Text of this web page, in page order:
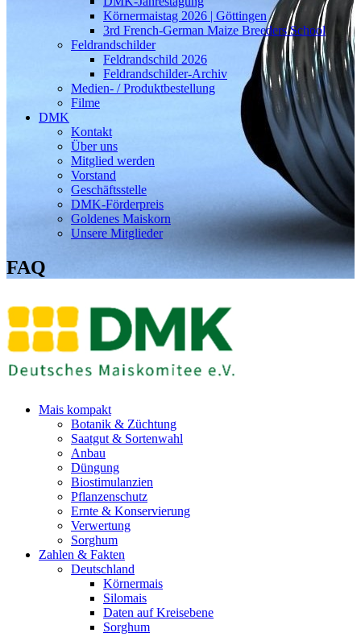
Körnermaistag 2026 | Göttingen
3rd French-German Maize Breeders School
Feldrandschilder
Feldrandschild 2026
Feldrandschilder-Archiv
Medien- / Produktbestellung
Filme
DMK
Kontakt
Über uns
Mitglied werden
Vorstand
Geschäftsstelle
DMK-Förderpreis
Goldenes Maiskorn
Unsere Mitglieder
FAQ
Mais kompakt
Botanik & Züchtung
Saatgut & Sortenwahl
Anbau
Düngung
Biostimulanzien
Pflanzenschutz
Ernte & Konservierung
Verwertung
Sorghum
Zahlen & Fakten
Deutschland
Körnermais
Silomais
Daten auf Kreisebene
Sorghum